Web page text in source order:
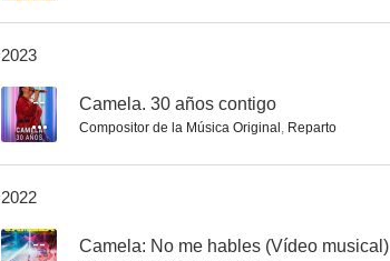
2023
-- Camela. 30 años contigo
Compositor de la Música Original , Reparto
2022
-- Camela: No me hables (Vídeo musical)